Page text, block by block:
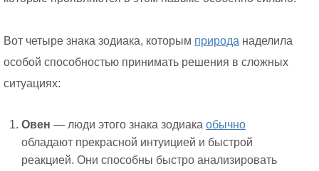
Вот четыре знака зодиака, которым природа наделила
особой способностью принимать решения в сложных
ситуациях:
Овен — люди этого знака зодиака обычно
обладают прекрасной интуицией и быстрой
реакцией. Они способны быстро анализировать